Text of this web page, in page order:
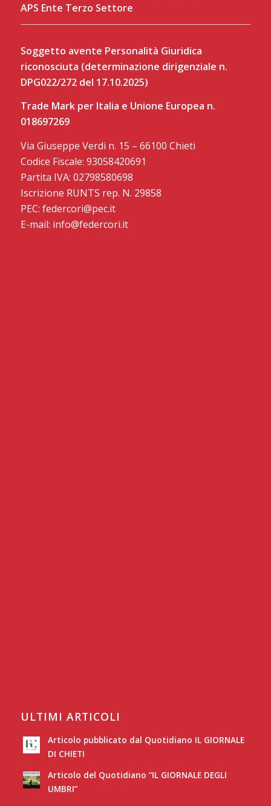
APS Ente Terzo Settore
Soggetto avente Personalità Giuridica
riconosciuta (determinazione dirigenziale n.
DPG022/272 del 17.10.2025)
Trade Mark per Italia e Unione Europea n.
018697269
Via Giuseppe Verdi n. 15 – 66100 Chieti
Codice Fiscale: 93058420691
Partita IVA: 02798580698
Iscrizione RUNTS rep. N. 29858
PEC: federcori@pec.it
E-mail: info@federcori.it
ULTIMI ARTICOLI
Articolo pubblicato dal Quotidiano IL GIORNALE
DI CHIETI
Articolo del Quotidiano “IL GIORNALE DEGLI
UMBRI”